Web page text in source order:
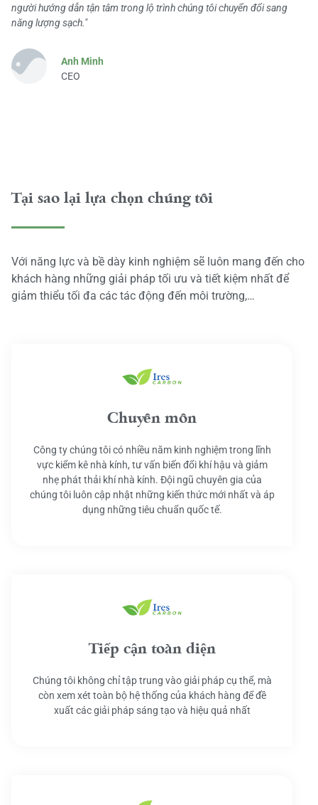
người hướng dẫn tận tâm trong lộ trình chúng tôi chuyển đổi sang
năng lượng sạch."
Anh Minh
CEO
Tại sao lại lựa chọn chúng tôi
Với năng lực và bề dày kinh nghiệm sẽ luôn mang đến cho
khách hàng những giải pháp tối ưu và tiết kiệm nhất để
giảm thiểu tối đa các tác động đến môi trường,…
Chuyên môn
Công ty chúng tôi có nhiều năm kinh nghiệm trong lĩnh
vực kiểm kê nhà kính, tư vấn biến đổi khí hậu và giảm
nhẹ phát thải khí nhà kính. Đội ngũ chuyên gia của
chúng tôi luôn cập nhật những kiến thức mới nhất và áp
dụng những tiêu chuẩn quốc tế.
Tiếp cận toàn diện
Chúng tôi không chỉ tập trung vào giải pháp cụ thể, mà
còn xem xét toàn bộ hệ thống của khách hàng để đề
xuất các giải pháp sáng tạo và hiệu quả nhất